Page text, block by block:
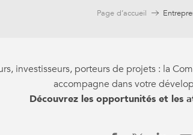
Page d’accueil
investisseurs, porteurs de projets : la
accompagne dans votre
Découvrez les opportunités et